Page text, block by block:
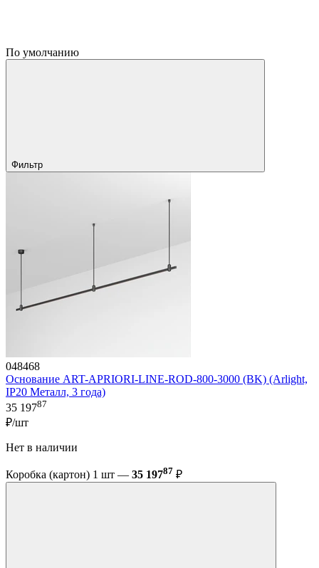
По умолчанию
Фильтр
048468
Основание ART-APRIORI-LINE-ROD-800-3000 (BK) (Arlight,
IP20 Металл, 3 года)
35 19787
₽/шт
Нет в наличии
Коробка (картон) 1 шт — 35 19787 ₽